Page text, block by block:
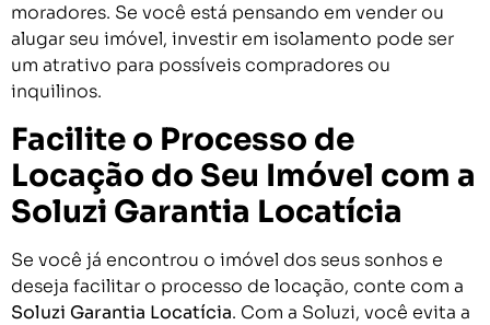
moradores. Se você está pensando em vender ou
alugar seu imóvel, investir em isolamento pode ser
um atrativo para possíveis compradores ou
inquilinos.
Facilite o Processo de
Locação do Seu Imóvel com a
Soluzi Garantia Locatícia
Se você já encontrou o imóvel dos seus sonhos e
deseja facilitar o processo de locação, conte com a
Soluzi Garantia Locatícia. Com a Soluzi, você evita a